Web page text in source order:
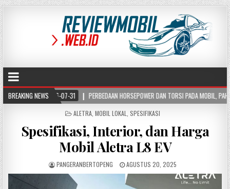
BREAKING NEWS
07-31 PERBEDAAN HORSEPOWER DAN TORSI PADA MOBIL, PAHAMI FUNGSI DAN
POSTED
ALETRA, MOBIL LOKAL SPESIFIKASI
Spesifikasi, Interior, dan Harga
Mobil Aletra L8 EV
PANGERANBERTOPENG AGUSTUS 20, 2025